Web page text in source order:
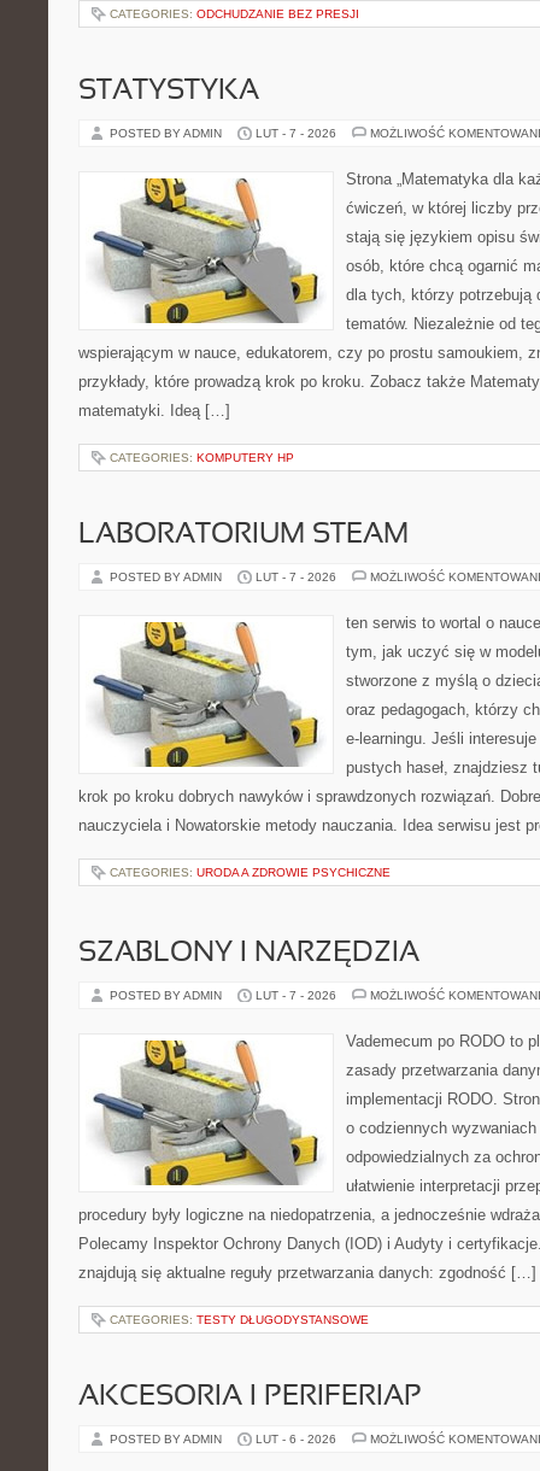
CATEGORIES: ODCHUDZANIE BEZ PRESJI
STATYSTYKA
POSTED BY ADMIN LUT - 7 - 2026 MOŻLIWOŚĆ
Strona „Matematyka dla
ćwiczeń, w której liczby
stają się językiem opisu
osób, które chcą ogarnić
dla tych, którzy potrzebują
tematów. Niezależnie od
wspierającym w nauce, edukatorem, czy po prostu samoukiem,
przykłady, które prowadzą krok po kroku. Zobacz także
matematyki. Ideą […]
CATEGORIES: KOMPUTERY HP
LABORATORIUM STEAM
POSTED BY ADMIN LUT - 7 - 2026 MOŻLIWOŚĆ
ten serwis to wortal o
tym, jak uczyć się w
stworzone z myślą o
oraz pedagogach, którzy
e-learningu. Jeśli
pustych haseł, znajdziesz
krok po kroku dobrych nawyków i sprawdzonych rozwiązań.
nauczyciela i Nowatorskie metody nauczania. Idea serwisu jest
CATEGORIES: URODA A ZDROWIE PSYCHICZNE
SZABLONY I NARZĘDZIA
POSTED BY ADMIN LUT - 7 - 2026 MOŻLIWOŚĆ
Vademecum po RODO to
zasady przetwarzania
implementacji RODO.
o codziennych
odpowiedzialnych za
ułatwienie interpretacji
procedury były logiczne na niedopatrzenia, a jednocześnie
Polecamy Inspektor Ochrony Danych (IOD) i Audyty i
znajdują się aktualne reguły przetwarzania danych: zgodność […]
CATEGORIES: TESTY DŁUGODYSTANSOWE
AKCESORIA I PERIFERIAP
POSTED BY ADMIN LUT - 6 - 2026 MOŻLIWOŚĆ